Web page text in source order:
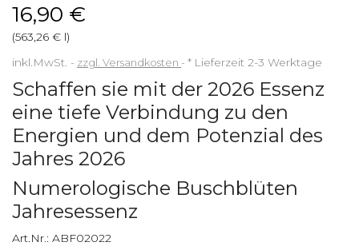
16,90 €
(563,26 € l)
inkl.MwSt.
zzgl. Versandkosten * Lieferzeit 2-3 Werktage
Schaffen sie mit der 2026 Essenz
eine tiefe Verbindung zu den
Energien und dem Potenzial des
Jahres 2026
Numerologische Buschblüten
Jahresessenz
Art.Nr.: ABF02022